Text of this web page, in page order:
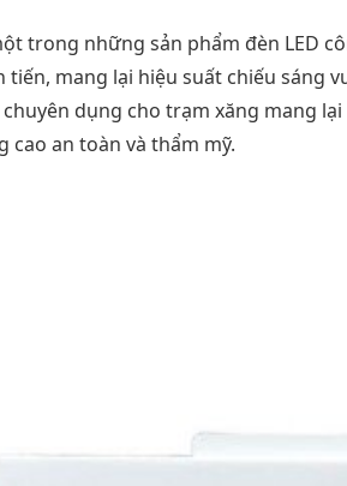
trong những sản phẩm đèn LED
tiến, mang lại hiệu suất chiếu sáng
chuyên dụng cho trạm xăng mang
cao an toàn và thẩm mỹ.